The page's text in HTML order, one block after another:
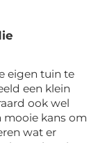
eigen tuin te
een klein
ook wel
mooie kans om
wat er